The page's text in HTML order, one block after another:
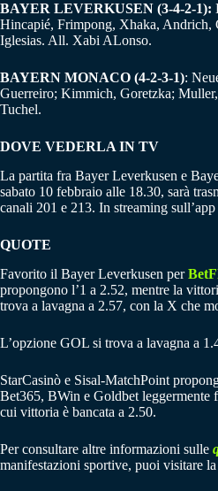
BAYER LEVERKUSEN (3-4-2-1):
Hincapié, Frimpong, Xhaka, Andrich,
Iglesias. All. Xabi ALonso.
BAYERN MONACO (4-2-3-1):
Guerreiro; Kimmich, Goretzka;
Tuchel.
DOVE VEDERLA IN TV
La partita fra Bayer Leverkusen e
sabato 10 febbraio alle 18.30, sarà
canali 201 e 213. In streaming sull’app
QUOTE
Favorito il Bayer Leverkusen per
propongono l’1 a 2.52, mentre la
trova a lavagna a 2.57, con la X che
L’opzione GOL si trova a lavagna a
StarCasinò e Sisal-MatchPoint
Bet365, BWin e Goldbet leggermente
cui vittoria è bancata a 2.50.
Per consultare altre informazioni sulle
manifestazioni sportive, puoi visitare la